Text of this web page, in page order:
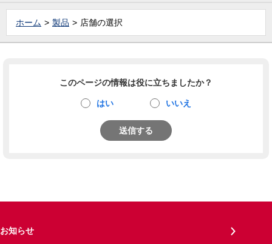
ホーム 製品 店舗の選択
このページの情報は役に立ちましたか？
はい いいえ
送信する
お知らせ